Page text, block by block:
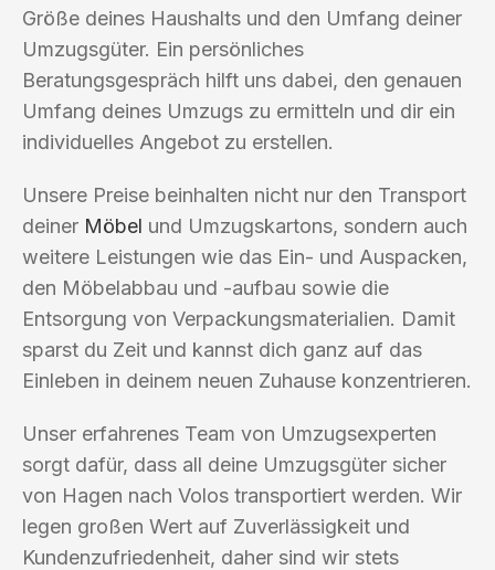
Größe deines Haushalts und den Umfang deiner
Umzugsgüter. Ein persönliches
Beratungsgespräch hilft uns dabei, den genauen
Umfang deines Umzugs zu ermitteln und dir ein
individuelles Angebot zu erstellen.
Unsere Preise beinhalten nicht nur den Transport
deiner Möbel und Umzugskartons, sondern auch
weitere Leistungen wie das Ein- und Auspacken,
den Möbelabbau und -aufbau sowie die
Entsorgung von Verpackungsmaterialien. Damit
sparst du Zeit und kannst dich ganz auf das
Einleben in deinem neuen Zuhause konzentrieren.
Unser erfahrenes Team von Umzugsexperten
sorgt dafür, dass all deine Umzugsgüter sicher
von Hagen nach Volos transportiert werden. Wir
legen großen Wert auf Zuverlässigkeit und
Kundenzufriedenheit, daher sind wir stets